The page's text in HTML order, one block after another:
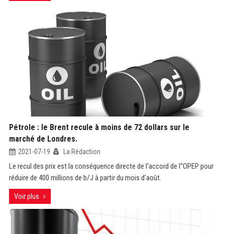
Pétrole : le Brent recule à moins de 72 dollars sur le
marché de Londres.
2021-07-19 La Rédaction
Le recul des prix est la conséquence directe de l'accord de l''OPEP pour
réduire de 400 millions de b/J à partir du mois d'août.
Voir plus